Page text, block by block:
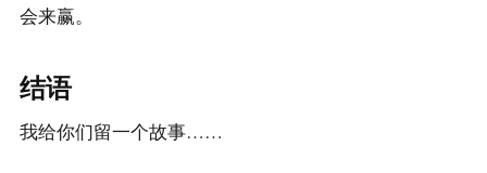
会来赢。
结语
我给你们留一个故事……